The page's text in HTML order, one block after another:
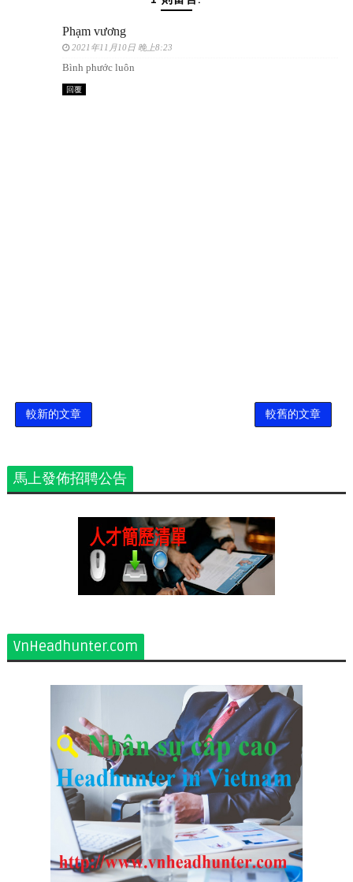
Phạm vương
2021年11月10日 晚上8:23
Bình phước luôn
回覆
較新的文章 較舊的文章
馬上發佈招聘公告
VnHeadhunter.com